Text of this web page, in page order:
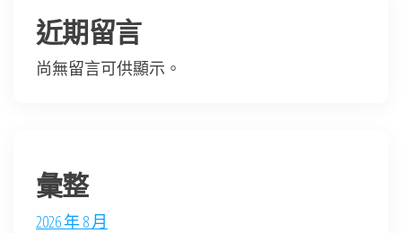
近期留言
尚無留言可供顯示。
彙整
2026 年 8 月